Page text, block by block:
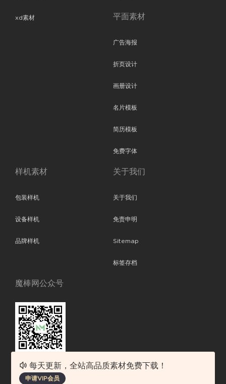
xd素材 平面素材
广告海报
折页设计
画册设计
名片模板
简历模板
免费字体
样机素材
包装样机
设备样机
品牌样机
关于我们
关于我们
免责申明
Sitemap
标签存档
魔棒网公众号
魔棒网提供优质设计模板下载，分享优秀的设计。素材包含了APP设计、
每天更新，全站高品质素材免费下载！
申请VIP会员